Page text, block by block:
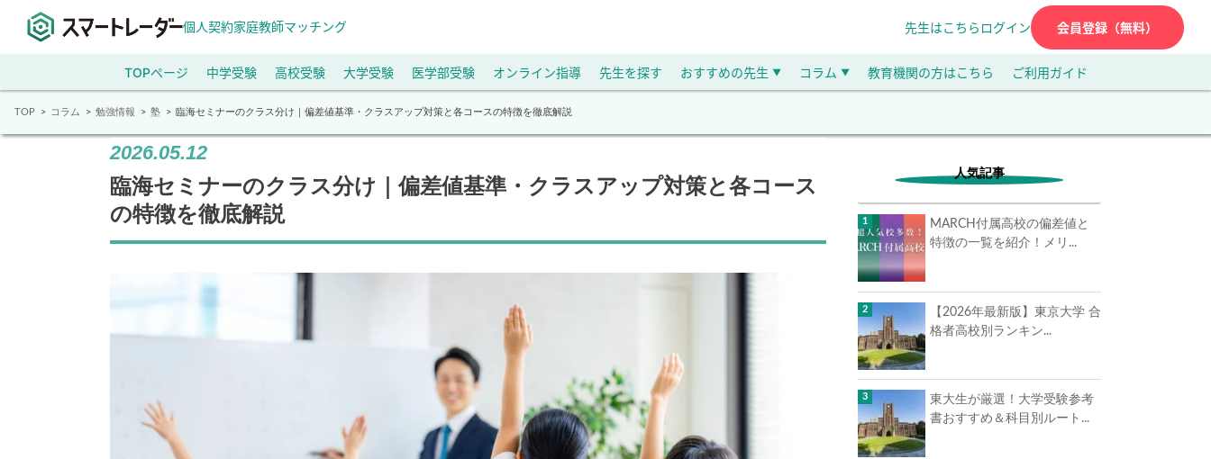
個人契約家庭教師マッチング 先生はこちら ログイン 会員登録（無料）
TOPページ 中学受験 高校受験 大学受験 医学部受験 オンライン指導 先生を探す おすすめの先生 ▼ コラム ▼ 教育機関の方はこちら ご利用ガイド
TOP コラム 勉強情報 塾 臨海セミナーのクラス分け｜偏差値基準・クラスアップ対策と各コースの特徴を徹底解説
2026.05.12
臨海セミナーのクラス分け｜偏差値基準・クラスアップ対策と各コース
の特徴を徹底解説
人気記事
MARCH付属高校の偏差値と
特徴の一覧を紹介！メリ...
【2026年最新版】東京大学 合
格者高校別ランキン...
東大生が厳選！大学受験参考
書おすすめ＆科目別ルート...